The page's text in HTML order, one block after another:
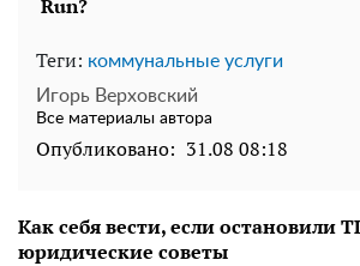
Теги: коммунальные услуги
Игорь Верховский
Все материалы автора
Опубликовано: 31.08 08:18
Как себя вести, если остановили
юридические советы